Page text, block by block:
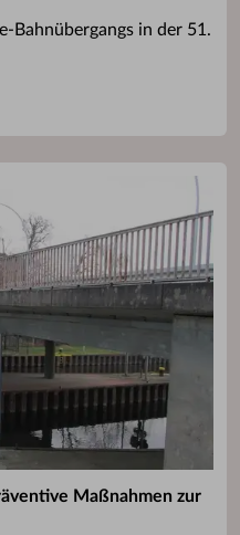
Bahnübergangs in der 51.
Maßnahmen zur